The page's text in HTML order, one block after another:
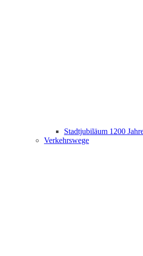
Stadtjubiläum 1200
Verkehrswege